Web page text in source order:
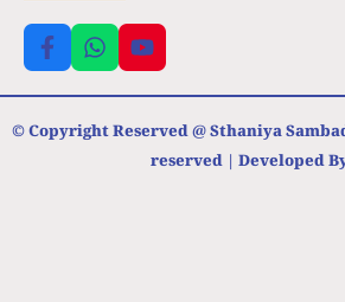
© Copyright Reserved @ Sthaniya
reserved | Developed